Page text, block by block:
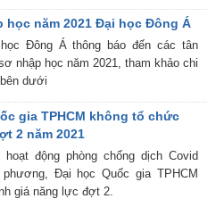
học năm 2021 Đại học Đông Á
Đông Á thông báo đến các tân
nhập học năm 2021, tham khảo chi
dưới
gia TPHCM không tổ chức
2 năm 2021
động phòng chống dịch Covid
Đại học Quốc gia TPHCM
giá năng lực đợt 2.